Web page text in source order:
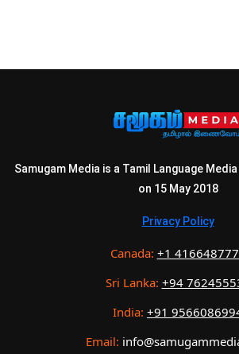
Samugam Media is a Tamil Language
on 15 May 2018
Privacy Policy
Canada: +1
Sri Lanka: +94
India: +91
Email: